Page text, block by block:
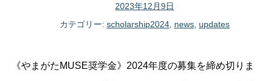
2023年12月9日
カテゴリー: scholarship2024 news updates
《やまがたMUSE奨学金》2024年度の募集を締め切りま